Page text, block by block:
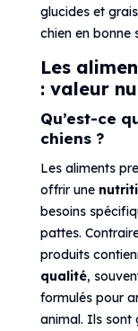
glucides et
chien en bonne
Les
: valeur
Qu’est-ce
chiens ?
Les aliments
offrir une
besoins
pattes.
produits
qualité,
formulés pour
animal. Ils sont